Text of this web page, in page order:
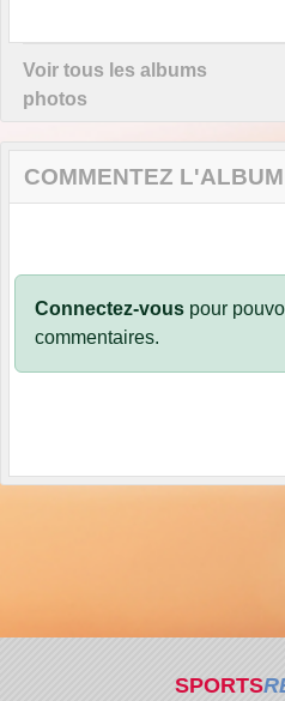
Voir tous les albums
photos
COMMENTEZ L'ALBUM
Connectez-vous pour
commentaires.
SPORTS